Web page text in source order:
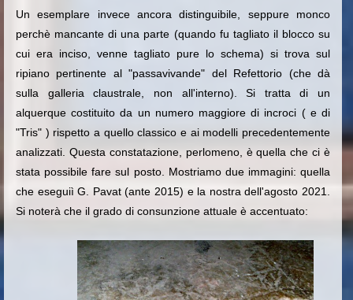
Un esemplare invece ancora distinguibile, seppure monco
perchè mancante di una parte (quando fu tagliato il blocco su
cui era inciso, venne tagliato pure lo schema) si trova sul
ripiano pertinente al "passavivande" del Refettorio (che dà
sulla galleria claustrale, non all'interno). Si tratta di un
alquerque costituito da un numero maggiore di incroci ( e di
"Tris" ) rispetto a quello classico e ai modelli precedentemente
analizzati. Questa constatazione, perlomeno, è quella che ci è
stata possibile fare sul posto. Mostriamo due immagini: quella
che eseguiì G. Pavat (ante 2015) e la nostra dell'agosto 2021.
Si noterà che il grado di consunzione attuale è accentuato: